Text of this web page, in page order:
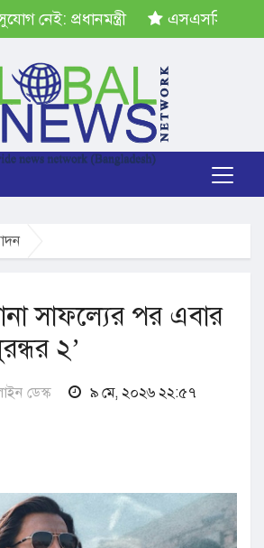
নেই: প্রধানমন্ত্রী এসএসসির ফল
সাফল্যের পর এবার
২’
ডেস্ক ৯ মে, ২০২৬ ২২:৫৭